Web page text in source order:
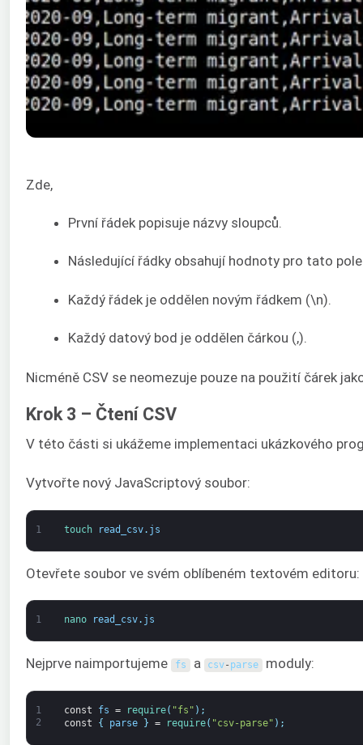
Zde,
První řádek popisuje názvy sloupců.
Následující řádky obsahují hodnoty pro tato
Každý řádek je oddělen novým řádkem (\n).
Každý datový bod je oddělen čárkou (,).
Nicméně CSV se neomezuje pouze na použití čárek
Krok 3 – Čtení CSV
V této části si ukážeme implementaci ukázkového
Vytvořte nový JavaScriptový soubor:
1 touch read_csv. js
Otevřete soubor ve svém oblíbeném textovém editoru:
1 nano read_csv. js
Nejprve naimportujeme fs a csv- parse moduly:
1
2
const fs = require( "fs" ) ;
const
{ parse } = require( "csv-parse" ) ;